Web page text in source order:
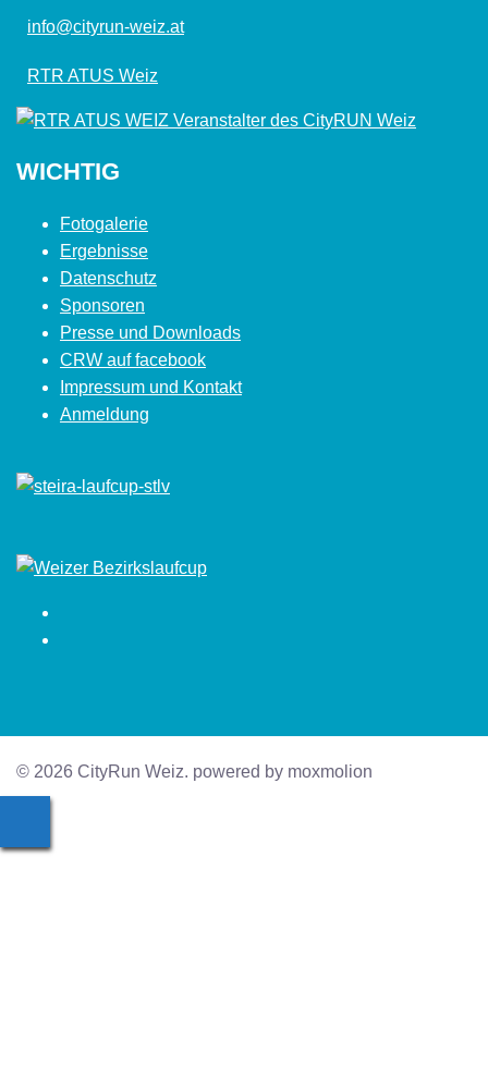
info@cityrun-weiz.at
RTR ATUS Weiz
WICHTIG
Fotogalerie
Ergebnisse
Datenschutz
Sponsoren
Presse und Downloads
CRW auf facebook
Impressum und Kontakt
Anmeldung
© 2026 CityRun Weiz. powered by moxmolion